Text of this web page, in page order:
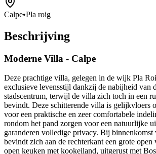
Calpe•Pla roig
Beschrijving
Moderne Villa - Calpe
Deze prachtige villa, gelegen in de wijk Pla
exclusieve levensstijl dankzij de nabijheid van
stadscentrum, terwijl de villa zich toch in een
bevindt. Deze schitterende villa is gelijkvloers
voor een praktische en zeer comfortabele
rondom het pand zorgen voor een natuurlijke
garanderen volledige privacy. Bij binnenkomst
bevindt zich aan de rechterkant een grote open
open keuken met kookeiland, uitgerust met